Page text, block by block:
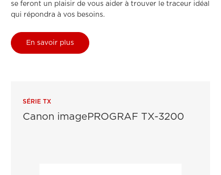
se feront un plaisir de vous aider à trouver le traceur idéal
qui répondra à vos besoins.
En savoir plus
SÉRIE TX
Canon imagePROGRAF TX-3200